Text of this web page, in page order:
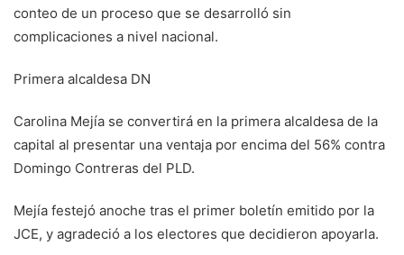
conteo de un proceso que se desarrolló sin
complicaciones a nivel nacional.
Primera alcaldesa DN
Carolina Mejía se convertirá en la primera alcaldesa de la
capital al presentar una ventaja por encima del 56% contra
Domingo Contreras del PLD.
Mejía festejó anoche tras el primer boletín emitido por la
JCE, y agradeció a los electores que decidieron apoyarla.